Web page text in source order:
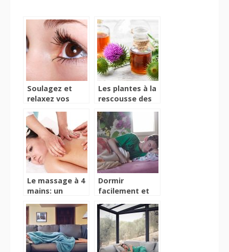
Soulagez et
relaxez vos
ZenMind XP
Les plantes à la
rescousse des
quotidien
Le massage à 4
mains: un
pure détente
assurée !
Dormir
facilement et
ronflement